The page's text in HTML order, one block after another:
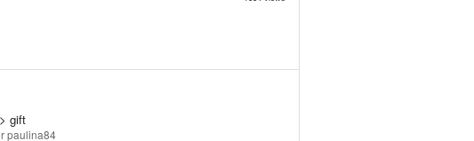
gift
paulina84